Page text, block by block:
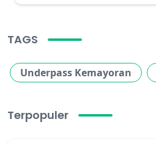
TAGS
Underpass Kemayoran
Terpopuler